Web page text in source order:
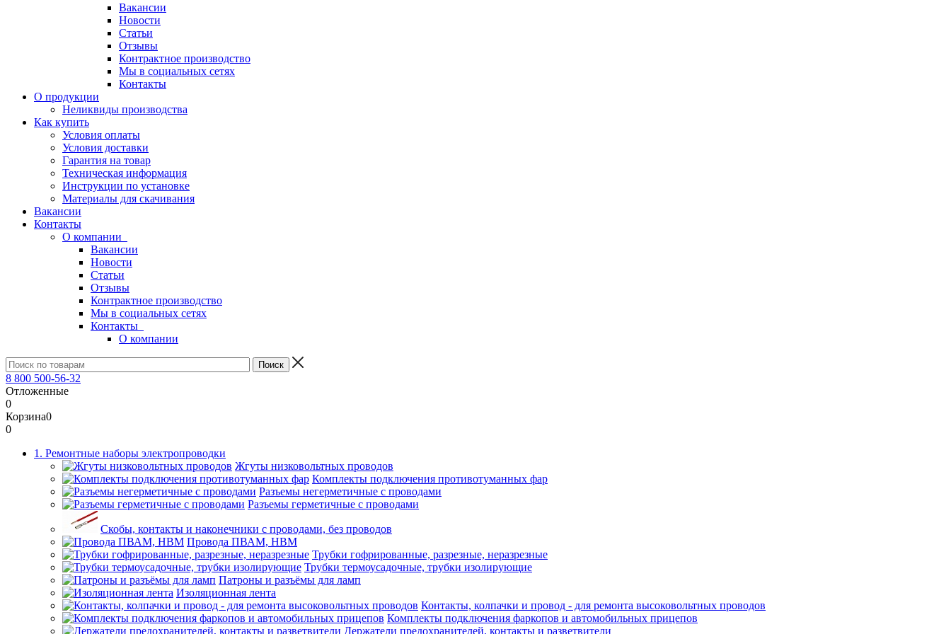
Вакансии
Новости
Статьи
Отзывы
Контрактное производство
Мы в социальных сетях
Контакты
О продукции
Неликвиды производства
Как купить
Условия оплаты
Условия доставки
Гарантия на товар
Техническая информация
Инструкции по установке
Материалы для скачивания
Вакансии
Контакты
О компании
Вакансии
Новости
Статьи
Отзывы
Контрактное производство
Мы в социальных сетях
Контакты
О компании
8 800 500-56-32
Отложенные
0
Корзина0
0
1. Ремонтные наборы электропроводки
Жгуты низковольтных проводов
Комплекты подключения противотуманных фар
Разъемы негерметичные с проводами
Разъемы герметичные с проводами
Скобы, контакты и наконечники с проводами, без проводов
Провода ПВАМ, НВМ
Трубки гофрированные, разрезные, неразрезные
Трубки термоусадочные, трубки изолирующие
Патроны и разъёмы для ламп
Изоляционная лента
Контакты, колпачки и провод - для ремонта высоковольтных проводов
Комплекты подключения фаркопов и автомобильных прицепов
Держатели предохранителей, контакты и разветвители